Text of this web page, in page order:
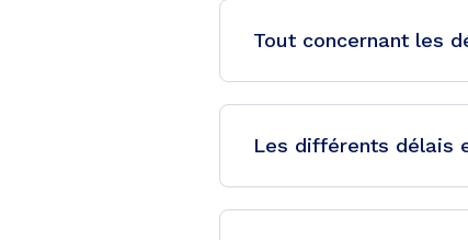
Tout concernant les
Les différents délais